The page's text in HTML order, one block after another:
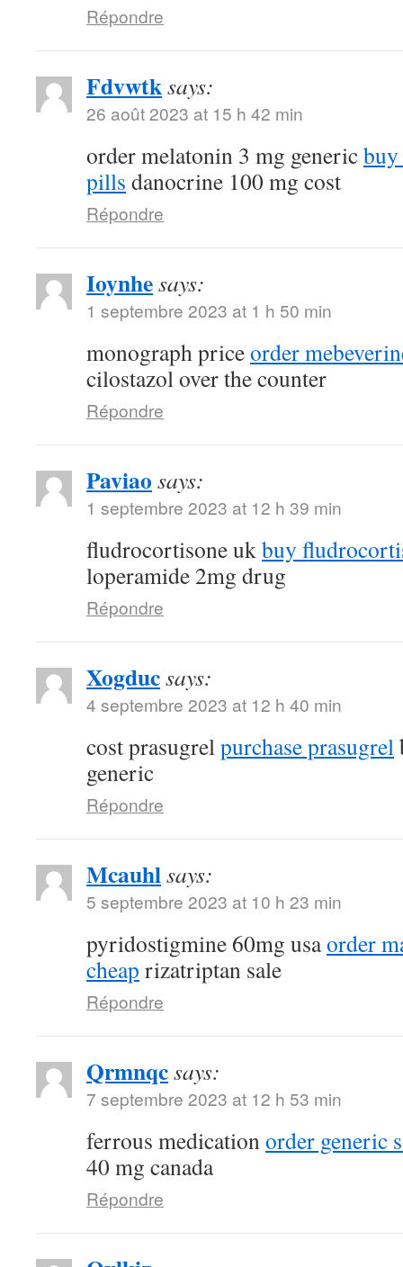
Répondre
Fdvwtksays:
26 août 2023 at 15 h 42 min
order melatonin 3 mg generic
pills danocrine 100 mg cost
Répondre
Ioynhesays:
1 septembre 2023 at 1 h 50 min
monograph priceorder
cilostazol over the counter
Répondre
Paviao says:
1 septembre 2023 at 12 h 39 min
fludrocortisone ukbuy
loperamide 2mg drug
Répondre
Xogducsays:
4 septembre 2023 at 12 h 40 min
cost prasugrelpurchase prasugrel
generic
Répondre
Mcauhlsays:
5 septembre 2023 at 10 h 23 min
pyridostigmine 60mg usaorder
cheap rizatriptan sale
Répondre
Qrmnqcsays:
7 septembre 2023 at 12 h 53 min
ferrous medicationorder generic
40 mg canada
Répondre